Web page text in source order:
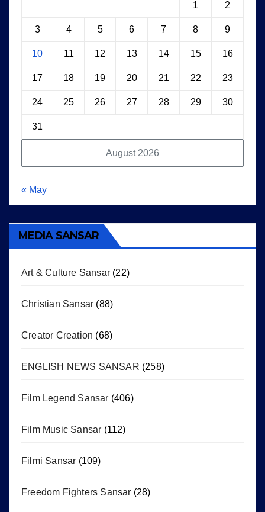
August 2026
1 2
3 4 5 6 7 8 9
10 11 12 13 14 15 16
17 18 19 20 21 22 23
24 25 26 27 28 29 30
31
« May
MEDIA SANSAR
Art & Culture Sansar (22)
Christian Sansar (88)
Creator Creation (68)
ENGLISH NEWS SANSAR (258)
Film Legend Sansar (406)
Film Music Sansar (112)
Filmi Sansar (109)
Freedom Fighters Sansar (28)